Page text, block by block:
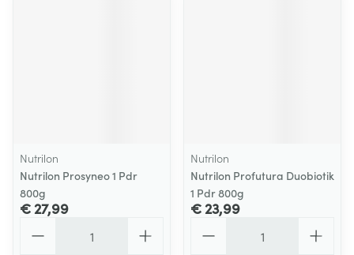
Nutrilon
Nutrilon Prosyneo 1 Pdr
800g
€ 27,99
Nutrilon
Nutrilon Profutura Duobiotik
1 Pdr 800g
€ 23,99